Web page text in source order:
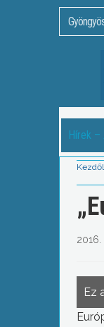
Hírek –
2016.
Ez